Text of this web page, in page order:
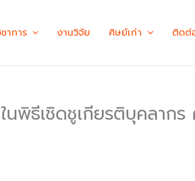
าการ งานวิจัย ศิษย์เก่า ติดต่
พิธีเชิดชูเกียรติบุคลาก